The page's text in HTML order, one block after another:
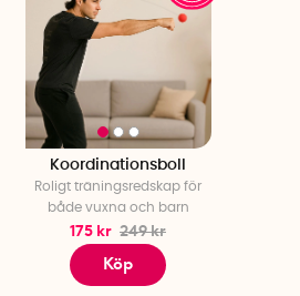
Koordinationsboll
Roligt träningsredskap för
både vuxna och barn
175 kr 249 kr
Köp